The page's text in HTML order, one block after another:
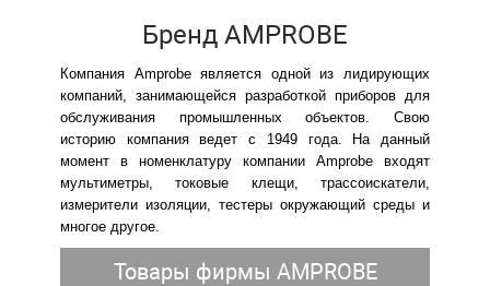
Бренд AMPROBE
Компания Amprobe является одной из лидирующих
компаний, занимающейся разработкой приборов для
обслуживания промышленных объектов. Свою
историю компания ведет с 1949 года. На данный
момент в номенклатуру компании Amprobe входят
мультиметры, токовые клещи, трассоискатели,
измерители изоляции, тестеры окружающий среды и
многое другое.
Товары фирмы AMPROBE